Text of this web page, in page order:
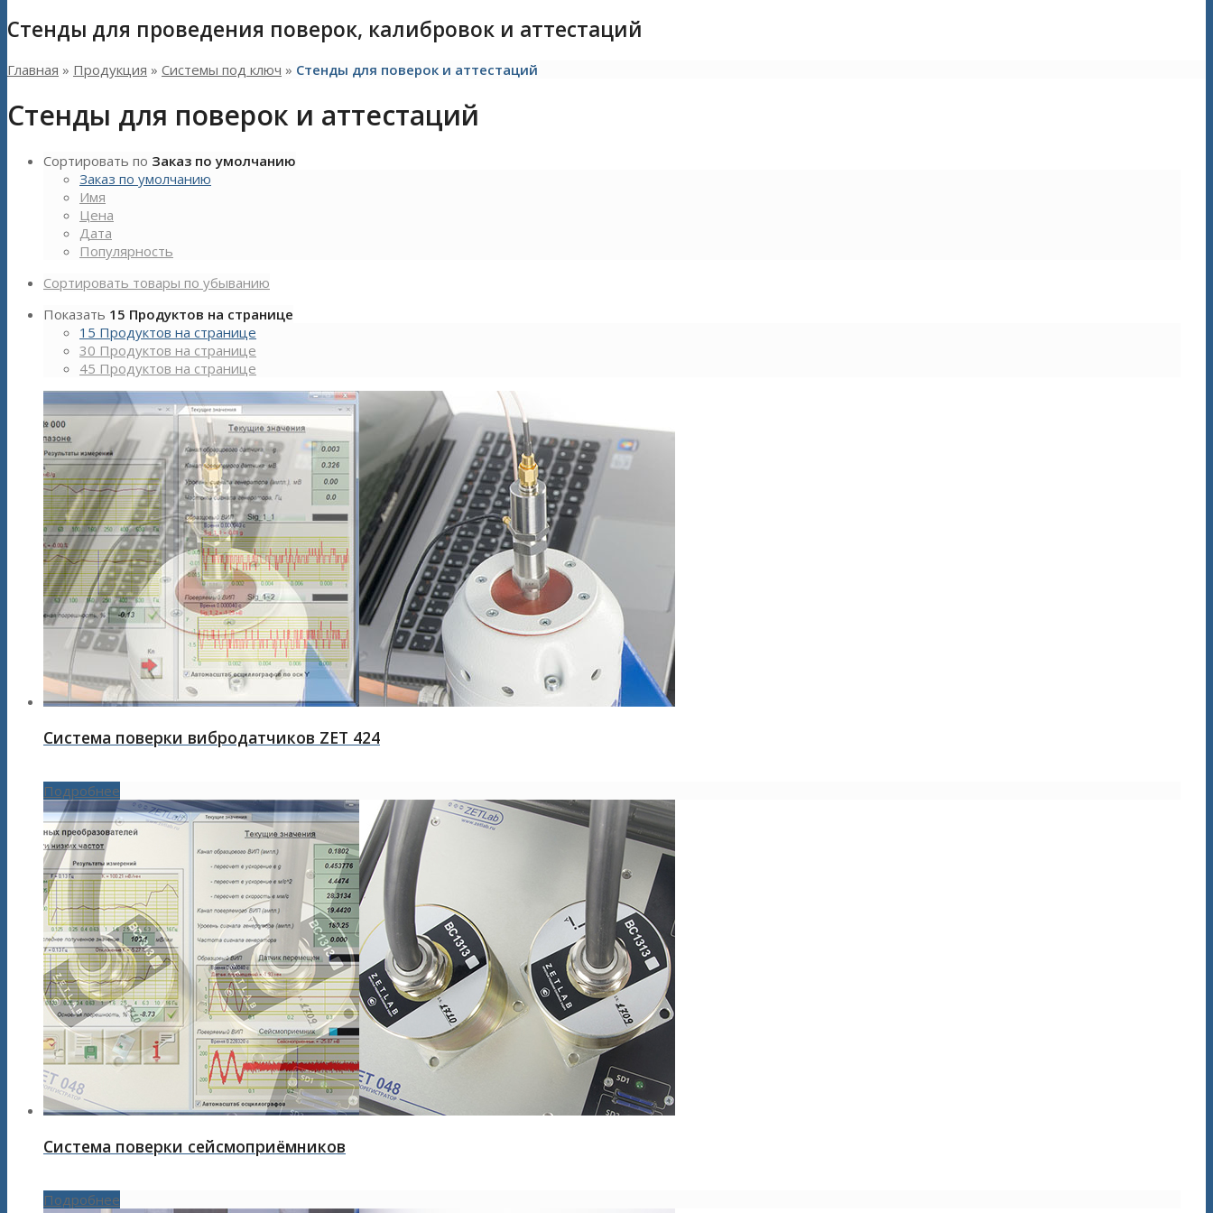
Стенды для проведения поверок, калибровок и аттестаций
Главная » Продукция » Системы под ключ » Стенды для поверок и аттестаций
Стенды для поверок и аттестаций
Сортировать по Заказ по умолчанию
Заказ по умолчанию
Имя
Цена
Дата
Популярность
Сортировать товары по убыванию
Показать 15 Продуктов на странице
15 Продуктов на странице
30 Продуктов на странице
45 Продуктов на странице
Система поверки вибродатчиков ZET 424
Подробнее
Система поверки сейсмоприёмников
Подробнее